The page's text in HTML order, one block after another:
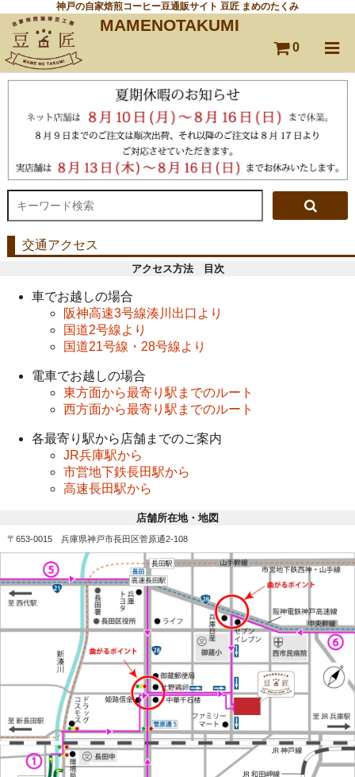
神戸の自家焙煎コーヒー豆通販サイト 豆匠 まめのたくみ
MAMENOTAKUMI
0
交通アクセス
アクセス方法 目次
車でお越しの場合
阪神高速3号線湊川出口より
国道2号線より
国道21号線・28号線より
電車でお越しの場合
東方面から最寄り駅までのルート
西方面から最寄り駅までのルート
各最寄り駅から店舗までのご案内
JR兵庫駅から
市営地下鉄長田駅から
高速長田駅から
店舗所在地・地図
〒653-0015 兵庫県神戸市長田区菅原通2-108